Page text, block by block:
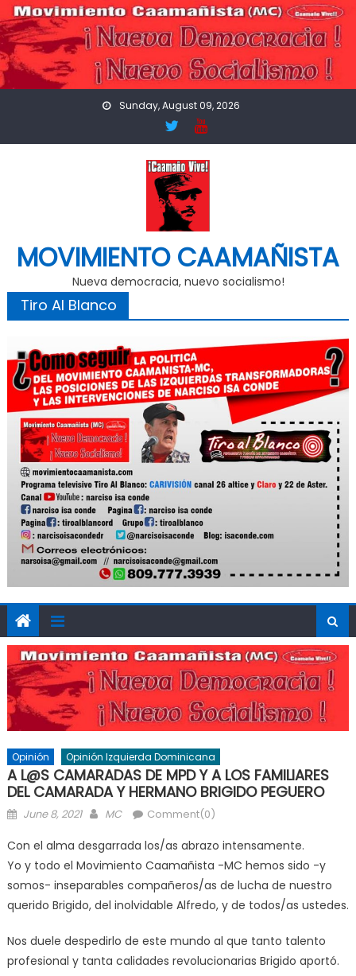
Skip
to
content
Sunday, August 09, 2026
MOVIMIENTO CAAMAÑISTA
Nueva democracia, nuevo socialismo!
Tiro Al Blanco
Opinión Opinión Izquierda Dominicana
A L@S CAMARADAS DE MPD Y A LOS FAMILIARES
DEL CAMARADA Y HERMANO BRIGIDO PEGUERO
Posted
June 8, 2021 Author
MC Comment(0)
Con el alma desgarrada los/as abrazo intensamente.
Yo y todo el Movimiento Caamañista -MC hemos sido -y
somos- inseparables compañeros/as de lucha de nuestro
querido Brigido, del inolvidable Alfredo, y de todos/as ustedes.
Nos duele despedirlo de este mundo al que tanto talento
profesional y tanta calidades revolucionarias Brigido aportó.